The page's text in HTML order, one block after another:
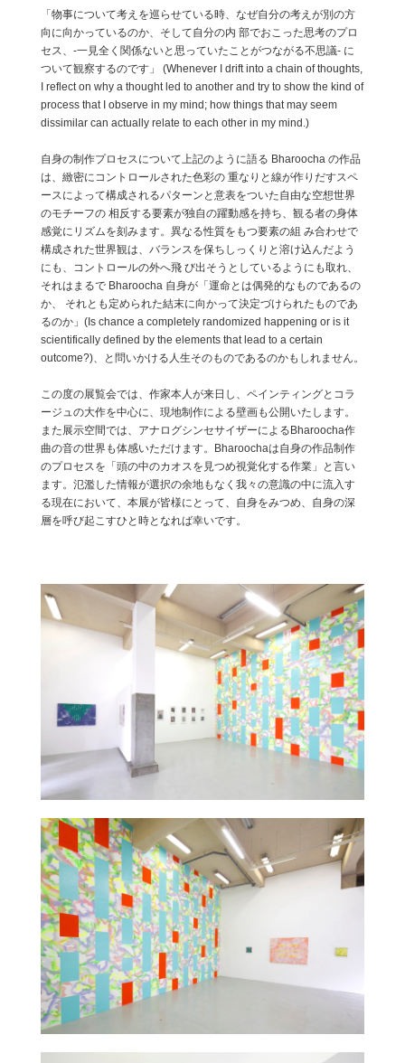
「物事について考えを巡らせている時、なぜ自分の考えが別の方
向に向かっているのか、そして自分の内 部でおこった思考のプロ
セス、-一見全く関係ないと思っていたことがつながる不思議- に
ついて観察するのです」 (Whenever I drift into a chain of thoughts,
I reflect on why a thought led to another and try to show the kind of
process that I observe in my mind; how things that may seem
dissimilar can actually relate to each other in my mind.)
自身の制作プロセスについて上記のように語る Bharoocha の作品
は、緻密にコントロールされた色彩の 重なりと線が作りだすスペ
ースによって構成されるパターンと意表をついた自由な空想世界
のモチーフの 相反する要素が独自の躍動感を持ち、観る者の身体
感覚にリズムを刻みます。異なる性質をもつ要素の組 み合わせで
構成された世界観は、バランスを保ちしっくりと溶け込んだよう
にも、コントロールの外へ飛 び出そうとしているようにも取れ、
それはまるで Bharoocha 自身が「運命とは偶発的なものであるの
か、 それとも定められた結末に向かって決定づけられたものであ
るのか」(Is chance a completely randomized happening or is it
scientifically defined by the elements that lead to a certain
outcome?)、と問いかける人生そのものであるのかもしれません。
この度の展覧会では、作家本人が来日し、ペインティングとコラ
ージュの大作を中心に、現地制作による壁画も公開いたします。
また展示空間では、アナログシンセサイザーによるBharoocha作
曲の音の世界も体感いただけます。Bharoochaは自身の作品制作
のプロセスを「頭の中のカオスを見つめ視覚化する作業」と言い
ます。氾濫した情報が選択の余地もなく我々の意識の中に流入す
る現在において、本展が皆様にとって、自身をみつめ、自身の深
層を呼び起こすひと時となれば幸いです。